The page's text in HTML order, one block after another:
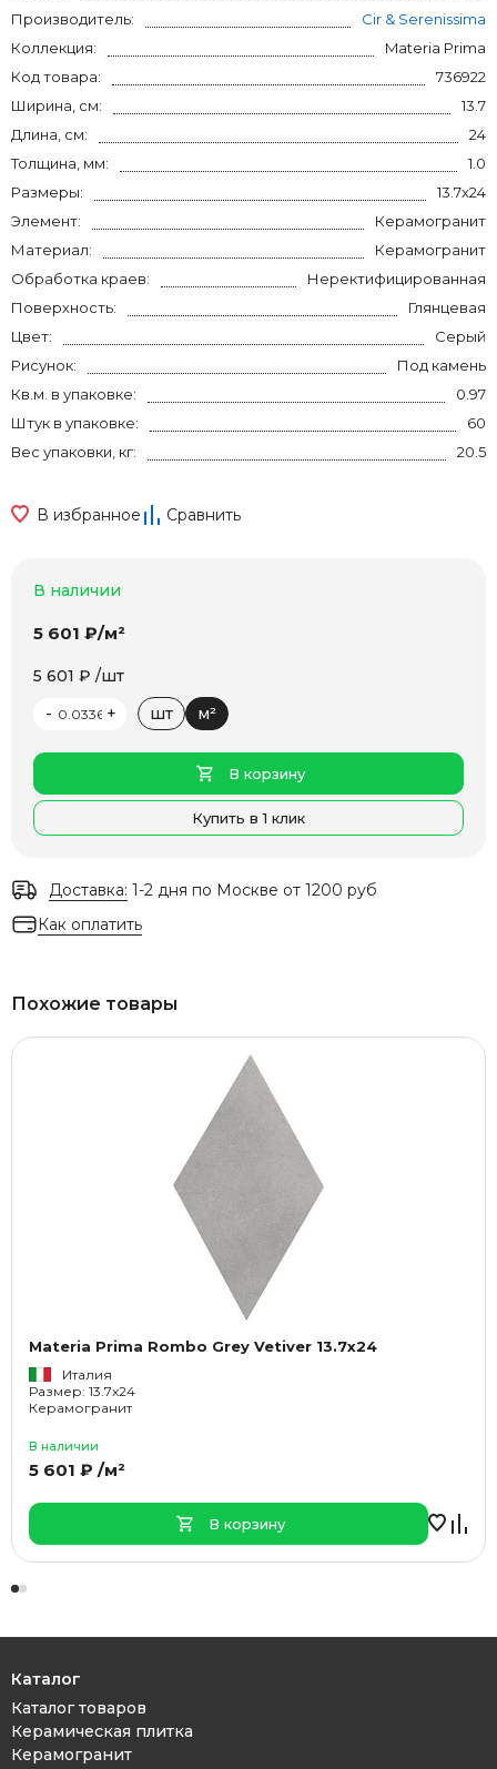
Производитель:
Cir & Serenissima
Коллекция:
Materia Prima
Код товара:
736922
Ширина, см:
13.7
Длина, см:
24
Толщина, мм:
1.0
Размеры:
13.7x24
Элемент:
Керамогранит
Материал:
Керамогранит
Обработка краев:
Неректифицированная
Поверхность:
Глянцевая
Цвет:
Серый
Рисунок:
Под камень
Кв.м. в упаковке:
0.97
Штук в упаковке:
60
Вес упаковки, кг:
20.5
В избранное Сравнить
В наличии
5 601 ₽/м²
5 601 ₽ /шт
-
+ шт м²
В корзину
Купить в 1 клик
Доставка: 1-2 дня по Москве от 1200 руб
Как оплатить
Похожие товары
Materia Prima Rombo Grey Vetiver 13.7x24
Италия
Размер: 13.7x24
Керамогранит
В наличии
5 601 ₽ /м²
В корзину
Каталог
Каталог товаров
Керамическая плитка
Керамогранит